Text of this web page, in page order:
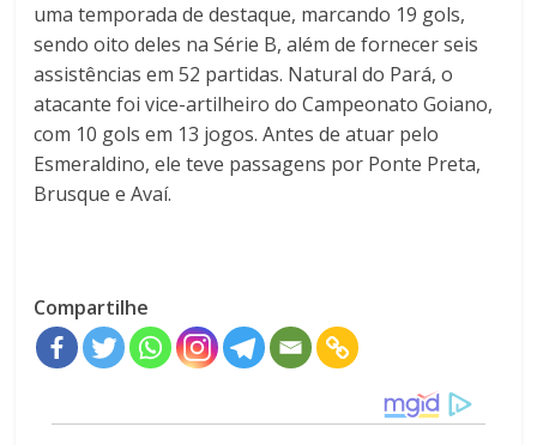
uma temporada de destaque, marcando 19 gols,
sendo oito deles na Série B, além de fornecer seis
assistências em 52 partidas. Natural do Pará, o
atacante foi vice-artilheiro do Campeonato Goiano,
com 10 gols em 13 jogos. Antes de atuar pelo
Esmeraldino, ele teve passagens por Ponte Preta,
Brusque e Avaí.
Compartilhe